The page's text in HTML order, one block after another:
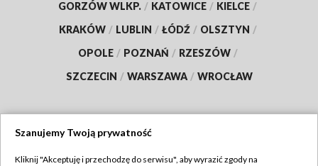
GORZÓW WLKP. / KATOWICE / KIELCE /
KRAKÓW / LUBLIN / ŁÓDŹ / OLSZTYN /
OPOLE / POZNAŃ / RZESZÓW /
SZCZECIN / WARSZAWA / WROCŁAW
Szanujemy Twoją prywatność
Kliknij "Akceptuję i przechodzę do serwisu", aby wyrazić zgody na